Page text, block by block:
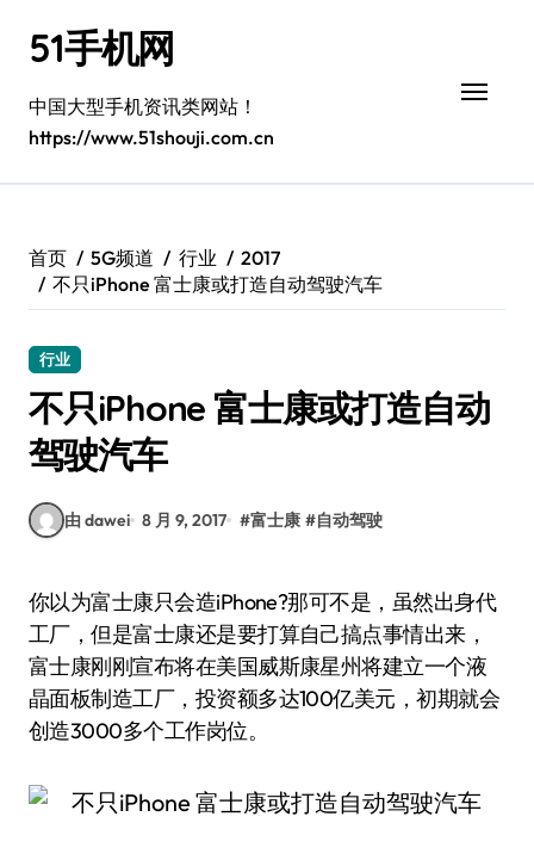
51手机网
中国大型手机资讯类网站！
https://www.51shouji.com.cn
首页 5G频道 行业
2017
不只iPhone 富士康或打造自动驾驶汽车
行业
不只iPhone 富士康或打造自动
驾驶汽车
由 dawei 8 月 9, 2017 #富士康 #自动驾驶
你以为富士康只会造iPhone?那可不是，虽然出身代
工厂，但是富士康还是要打算自己搞点事情出来，
富士康刚刚宣布将在美国威斯康星州将建立一个液
晶面板制造工厂，投资额多达100亿美元，初期就会
创造3000多个工作岗位。